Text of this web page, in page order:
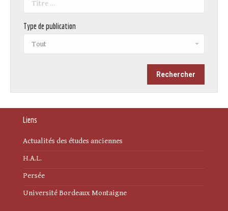
Type de publication
Liens
Actualités des études anciennes
H.A.L.
Persée
Université Bordeaux Montaigne